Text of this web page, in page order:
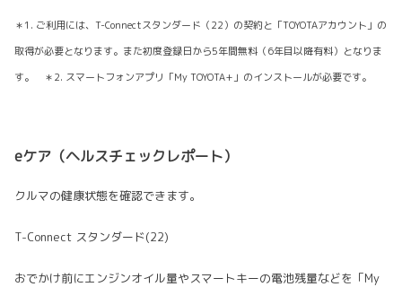
＊1. ご利用には、T-Connectスタンダード（22）の契約と「TOYOTAアカウント」の
取得が必要となります。また初度登録日から5年間無料（6年目以降有料）となりま
す。 ＊2. スマートフォンアプリ「My TOYOTA+」のインストールが必要です。
eケア（ヘルスチェックレポート）
クルマの健康状態を確認できます。
T-Connect スタンダード(22)
おでかけ前にエンジンオイル量やスマートキーの電池残量などを「My